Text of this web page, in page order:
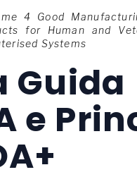
4 Good
for Human and
Systems
Guida
e